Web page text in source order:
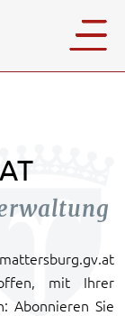
mit Ihrer
Abonnieren Sie